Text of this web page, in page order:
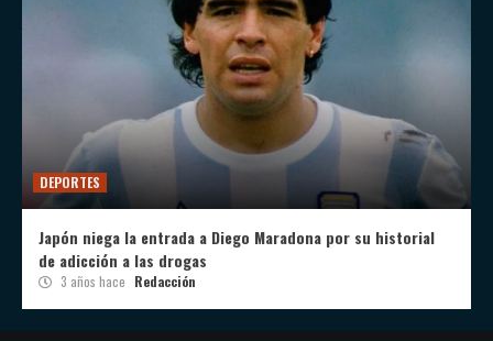
DEPORTES
Japón niega la entrada a Diego Maradona por su historial
de adicción a las drogas
3 años hace Redacción